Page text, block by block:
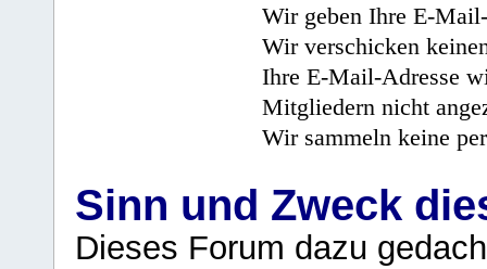
Wir geben Ihre E-
Wir verschicken
Ihre E-Mail-Adresse
Mitgliedern nicht
Wir sammeln keine
Sinn und Zweck
Dieses Forum dazu